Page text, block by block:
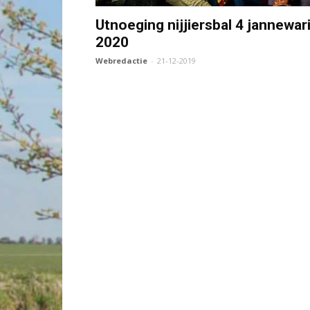
Utnoeging nijjiersbal 4
2020
Webredactie - 21-12-2019